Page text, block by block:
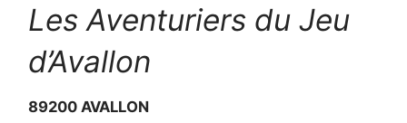
Les Aventuriers du Jeu
d’Avallon
89200 AVALLON